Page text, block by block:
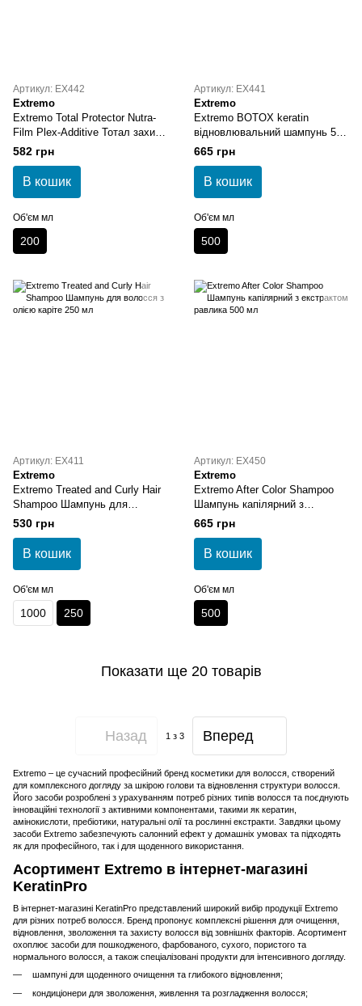
Артикул: EX442
Extremo
Extremo Total Protector Nutra-
Film Plex-Additive Тотал захист
200 мл
582 грн
В кошик
Об'єм мл
200
Артикул: EX441
Extremo
Extremo BOTOX keratin
відновлювальний шампунь 500
мл
665 грн
В кошик
Об'єм мл
500
Артикул: EX411
Extremo
Extremo Treated and Curly Hair
Shampoo Шампунь для
волосся з олією каріте 250 мл
530 грн
В кошик
Об'єм мл
1000 250
Артикул: EX450
Extremo
Extremo After Color Shampoo
Шампунь капілярний з
екстрактом равлика 500 мл
665 грн
В кошик
Об'єм мл
500
Показати ще 20 товарів
Назад 1 з 3 Вперед
Extremo – це сучасний професійний бренд косметики для волосся, створений
для комплексного догляду за шкірою голови та відновлення структури волосся.
Його засоби розроблені з урахуванням потреб різних типів волосся та поєднують
інноваційні технології з активними компонентами, такими як кератин,
амінокислоти, пребіотики, натуральні олії та рослинні екстракти. Завдяки цьому
засоби Extremo забезпечують салонний ефект у домашніх умовах та підходять
як для професійного, так і для щоденного використання.
Асортимент Extremo в інтернет-магазині
KeratinPro
В інтернет-магазині KeratinPro представлений широкий вибір продукції Extremo
для різних потреб волосся. Бренд пропонує комплексні рішення для очищення,
відновлення, зволоження та захисту волосся від зовнішніх факторів. Асортимент
охоплює засоби для пошкодженого, фарбованого, сухого, пористого та
нормального волосся, а також спеціалізовані продукти для інтенсивного догляду.
шампуні для щоденного очищення та глибокого відновлення;
кондиціонери для зволоження, живлення та розгладження волосся;